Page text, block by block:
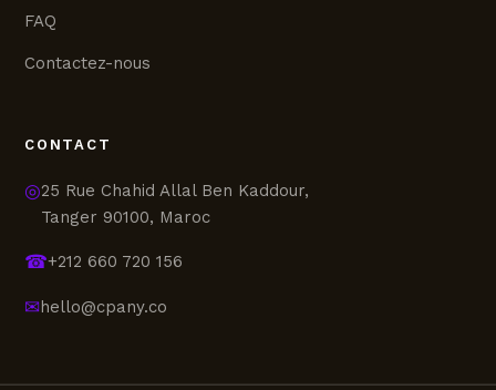
FAQ
Contactez-nous
CONTACT
◎25 Rue Chahid Allal Ben Kaddour,
Tanger 90100, Maroc
☎+212 660 720 156
✉hello@cpany.co